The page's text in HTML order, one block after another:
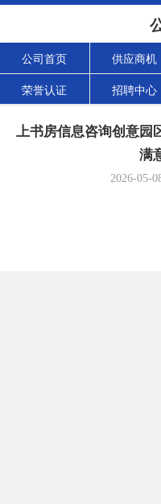
公司首页 供应商机
荣誉认证 招聘中心
上书房信息咨询创意园
满
2026-05-